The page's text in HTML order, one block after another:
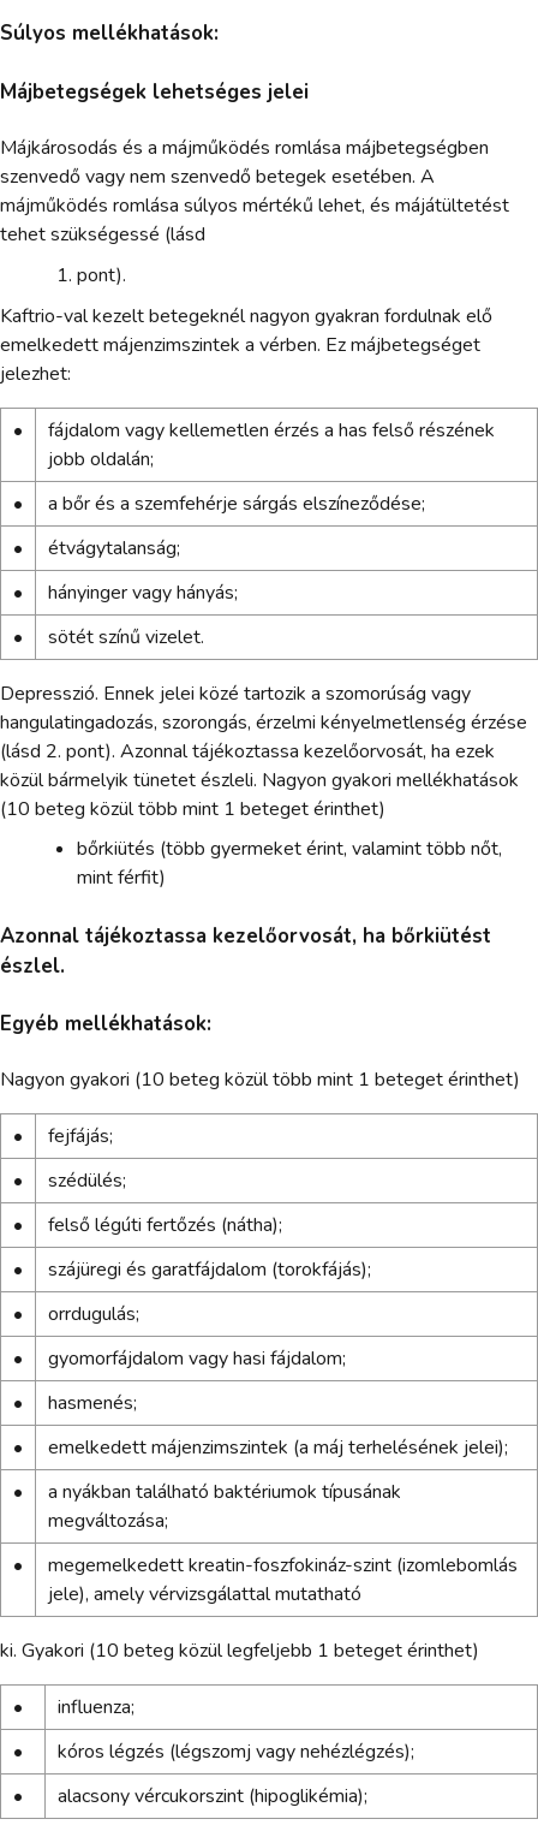
Súlyos mellékhatások:
Májbetegségek lehetséges jelei
Májkárosodás és a májműködés romlása májbetegségben
szenvedő vagy nem szenvedő betegek esetében. A
májműködés romlása súlyos mértékű lehet, és májátültetést
tehet szükségessé (lásd
pont).
Kaftrio-val kezelt betegeknél nagyon gyakran fordulnak elő
emelkedett májenzimszintek a vérben. Ez májbetegséget
jelezhet:
•
fájdalom vagy kellemetlen érzés a has felső részének
jobb oldalán;
•
a bőr és a szemfehérje sárgás elszíneződése;
•
étvágytalanság;
•
hányinger vagy hányás;
•
sötét színű vizelet.
Depresszió. Ennek jelei közé tartozik a szomorúság vagy
hangulatingadozás, szorongás, érzelmi kényelmetlenség érzése
(lásd 2. pont). Azonnal tájékoztassa kezelőorvosát, ha ezek
közül bármelyik tünetet észleli. Nagyon gyakori mellékhatások
(10 beteg közül több mint 1 beteget érinthet)
bőrkiütés (több gyermeket érint, valamint több nőt,
mint férfit)
Azonnal tájékoztassa kezelőorvosát, ha bőrkiütést
észlel.
Egyéb mellékhatások:
Nagyon gyakori (10 beteg közül több mint 1 beteget érinthet)
•
fejfájás;
•
szédülés;
•
felső légúti fertőzés (nátha);
•
szájüregi és garatfájdalom (torokfájás);
•
orrdugulás;
•
gyomorfájdalom vagy hasi fájdalom;
•
hasmenés;
•
emelkedett májenzimszintek (a máj terhelésének jelei);
•
a nyákban található baktériumok típusának
megváltozása;
•
megemelkedett kreatin-foszfokináz-szint (izomlebomlás
jele), amely vérvizsgálattal mutatható
ki. Gyakori (10 beteg közül legfeljebb 1 beteget érinthet)
•
influenza;
•
kóros légzés (légszomj vagy nehézlégzés);
•
alacsony vércukorszint (hipoglikémia);